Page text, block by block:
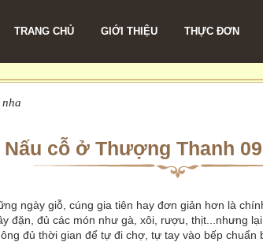
TRANG CHỦ GIỚI THIỆU THỰC ĐƠN
Nấu cỗ ở Thượng Thanh
ngày giỗ, cúng gia tiên hay đơn giản hơn là
đặn, đủ các món như gà, xôi, rượu, thịt...nhưng
đủ thời gian để tự đi chợ, tự tay vào bếp